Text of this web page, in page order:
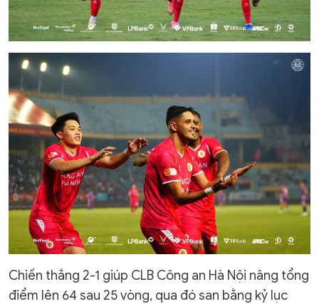
Chiến thắng 2-1 giúp CLB Công an Hà Nội nâng tổng
điểm lên 64 sau 25 vòng, qua đó san bằng kỷ lục